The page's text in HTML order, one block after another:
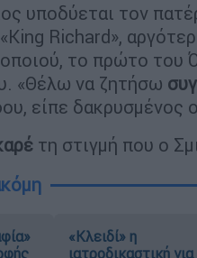
υποδύεται τον
Richard»,
το πρώτο του
«Θέλω να ζητήσω
είπε δακρυσμένος
τη στιγμή που ο
«Κλειδί» η
ιατροδικαστική για